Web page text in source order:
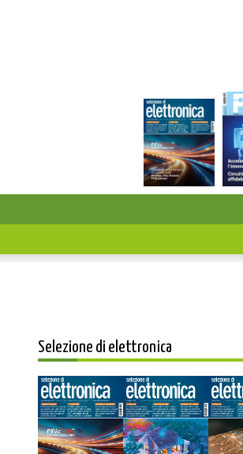
Selezione di elettronica